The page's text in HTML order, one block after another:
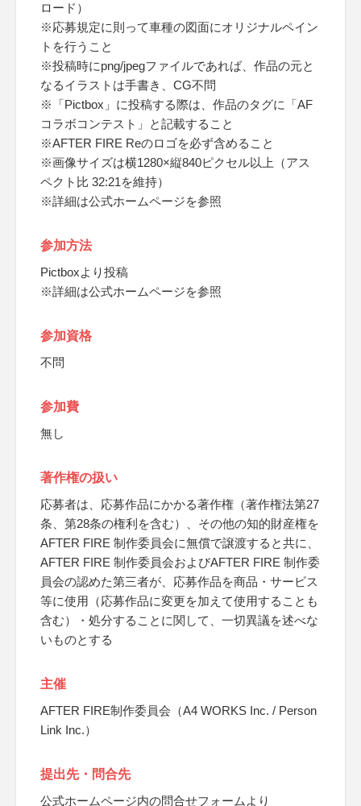
ロード）
※応募規定に則って車種の図面にオリジナルペイン
トを行うこと
※投稿時にpng/jpegファイルであれば、作品の元と
なるイラストは手書き、CG不問
※「Pictbox」に投稿する際は、作品のタグに「AF
コラボコンテスト」と記載すること
※AFTER FIRE Reのロゴを必ず含めること
※画像サイズは横1280×縦840ピクセル以上（アス
ペクト比 32:21を維持）
※詳細は公式ホームページを参照
参加方法
Pictboxより投稿
※詳細は公式ホームページを参照
参加資格
不問
参加費
無し
著作権の扱い
応募者は、応募作品にかかる著作権（著作権法第27
条、第28条の権利を含む）、その他の知的財産権を
AFTER FIRE 制作委員会に無償で譲渡すると共に、
AFTER FIRE 制作委員会およびAFTER FIRE 制作委
員会の認めた第三者が、応募作品を商品・サービス
等に使用（応募作品に変更を加えて使用することも
含む）・処分することに関して、一切異議を述べな
いものとする
主催
AFTER FIRE制作委員会（A4 WORKS Inc. / Person
Link Inc.）
提出先・問合先
公式ホームページ内の問合せフォームより